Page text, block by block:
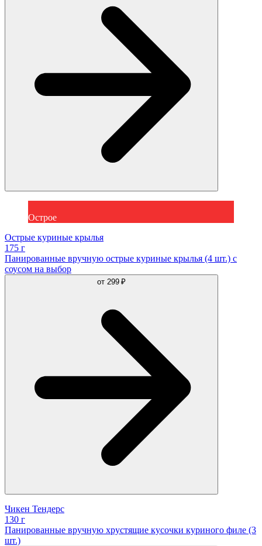
Острое
Острые куриные крылья
175 г
Панированные вручную острые куриные крылья (4 шт.) с
соусом на выбор
от 299 ₽
Чикен Тендерс
130 г
Панированные вручную хрустящие кусочки куриного филе (3
шт.)